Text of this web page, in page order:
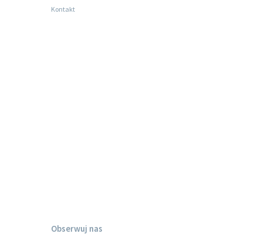
Kontakt
Obserwuj nas